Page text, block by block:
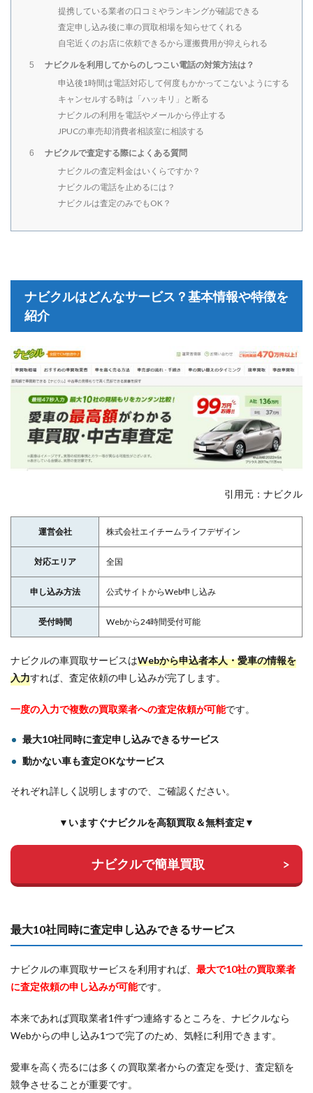
提携している業者の口コミやランキングが確認できる
査定申し込み後に車の買取相場を知らせてくれる
自宅近くのお店に依頼できるから運搬費用が抑えられる
5
ナビクルを利用してからのしつこい電話の対策方法は？
申込後1時間は電話対応して何度もかかってこないようにする
キャンセルする時は「ハッキリ」と断る
ナビクルの利用を電話やメールから停止する
JPUCの車売却消費者相談室に相談する
6
ナビクルで査定する際によくある質問
ナビクルの査定料金はいくらですか？
ナビクルの電話を止めるには？
ナビクルは査定のみでもOK？
ナビクルはどんなサービス？基本情報や特徴を
紹介
引用元：ナビクル
運営会社 株式会社エイチームライフデザイン
対応エリア 全国
申し込み方法 公式サイトからWeb申し込み
受付時間 Webから24時間受付可能
ナビクルの車買取サービスはWebから申込者本人・愛車の情報を
入力すれば、査定依頼の申し込みが完了します。
一度の入力で複数の買取業者への査定依頼が可能です。
最大10社同時に査定申し込みできるサービス
動かない車も査定OKなサービス
それぞれ詳しく説明しますので、ご確認ください。
▼いますぐナビクルを高額買取＆無料査定▼
ナビクルで簡単買取
最大10社同時に査定申し込みできるサービス
ナビクルの車買取サービスを利用すれば、 最大で10社の買取業者
に査定依頼の申し込みが可能です。
本来であれば買取業者1件ずつ連絡するところを、ナビクルなら
Webからの申し込み1つで完了のため、気軽に利用できます。
愛車を高く売るには多くの買取業者からの査定を受け、査定額を
競争させることが重要です。